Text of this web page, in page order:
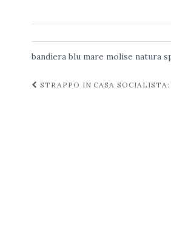
bandiera blu mare molise natura
Navigazione
STRAPPO IN CASA